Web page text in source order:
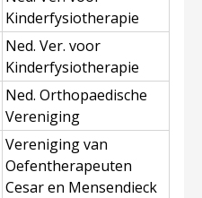
Kinderfysiotherapie
Ned. Ver. voor
Kinderfysiotherapie
Ned. Orthopaedische
Vereniging
Vereniging van
Oefentherapeuten
Cesar en Mensendieck